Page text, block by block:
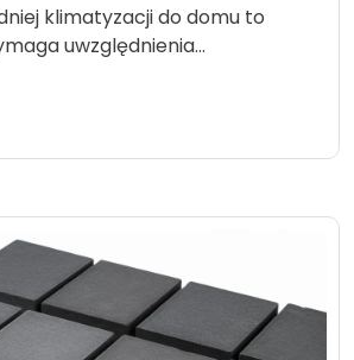
klimatyzacji do domu to
uwzględnienia…